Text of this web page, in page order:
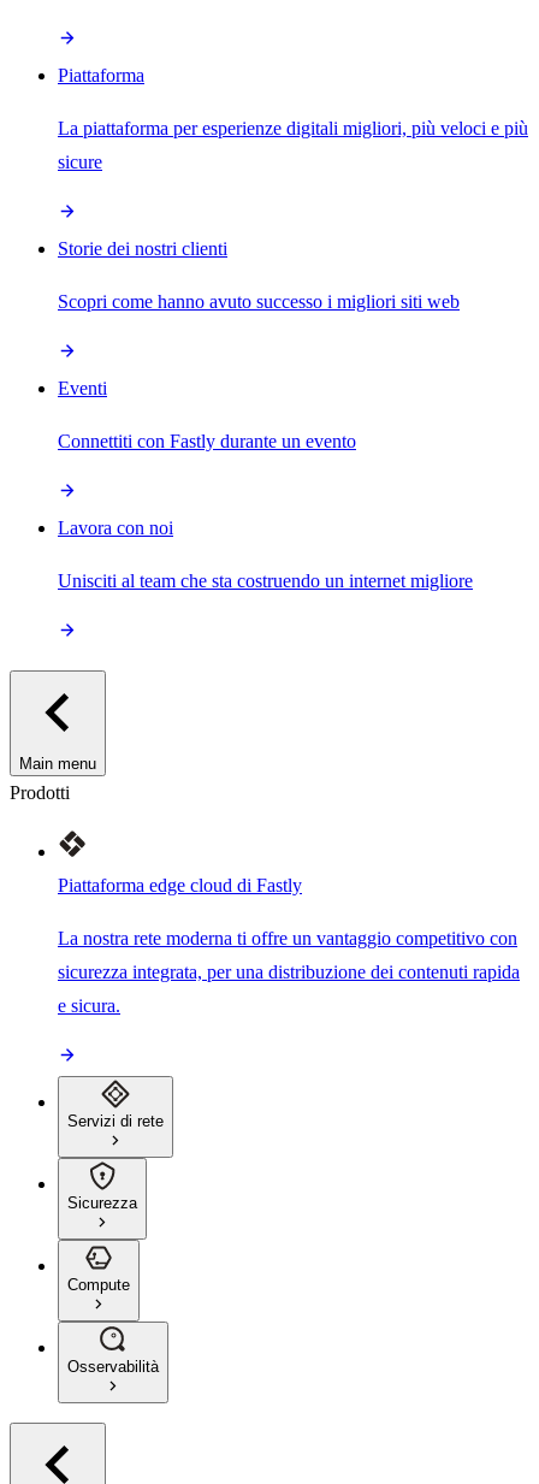
Piattaforma
La piattaforma per esperienze digitali migliori, più veloci e più
sicure
Storie dei nostri clienti
Scopri come hanno avuto successo i migliori siti web
Eventi
Connettiti con Fastly durante un evento
Lavora con noi
Unisciti al team che sta costruendo un internet migliore
Main menu
Prodotti
Piattaforma edge cloud di Fastly
La nostra rete moderna ti offre un vantaggio competitivo con
sicurezza integrata, per una distribuzione dei contenuti rapida
e sicura.
Servizi di rete
Sicurezza
Compute
Osservabilità